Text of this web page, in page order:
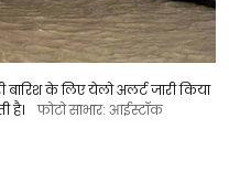
के लिए येलो अलर्ट जारी किया
है।
फोटो साभार: आईस्टॉक